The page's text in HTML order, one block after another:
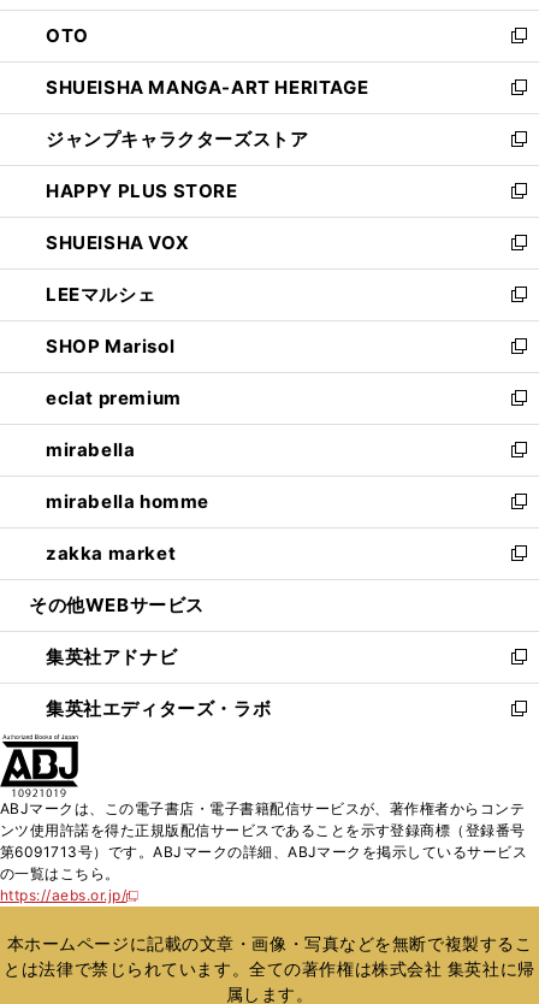
ウ
で
開
く
ン
ド
ウ
で
開
く
OTO
新
し
い
ウ
ィ
ン
ド
ウ
で
開
く
SHUEISHA MANGA-ART HERITAGE
新
し
い
ウ
ィ
ン
ド
ウ
で
開
く
ジャンプキャラクターズストア
新
し
い
ウ
ィ
ン
ド
ウ
で
開
く
HAPPY PLUS STORE
新
し
い
ウ
ィ
ン
ド
ウ
で
開
く
SHUEISHA VOX
新
し
い
ウ
ィ
ン
ド
ウ
で
開
く
LEEマルシェ
新
し
い
ウ
ィ
ン
ド
ウ
で
開
く
SHOP Marisol
新
し
い
ウ
ィ
ン
ド
ウ
で
開
eclat premium
新
し
い
ウ
ィ
ン
ド
ウ
開
く
mirabella
新
し
い
ウ
ィ
ン
ウ
で
開
く
mirabella homme
新
し
い
ウ
ン
ド
ウ
で
zakka market
新
し
ウ
ィ
ン
ド
く
その他WEBサービス
集英社アドナビ
新
し
い
ド
ウ
で
集英社エディターズ・ラボ
新
ィ
ン
ド
開
く
ABJマークは、この電子書店・電子書籍配信サービスが、著作権者からコンテ
ンツ使用許諾を得た正規版配信サービスであることを示す登録商標（登録番号
第6091713号）です。ABJマークの詳細、ABJマークを掲示しているサービス
の一覧はこちら。
https://aebs.or.jp/
新
い
ウ
ィ
本ホームページに記載の文章・画像・写真などを無断で複製するこ
とは法律で禁じられています。全ての著作権は株式会社 集英社に帰
属します。